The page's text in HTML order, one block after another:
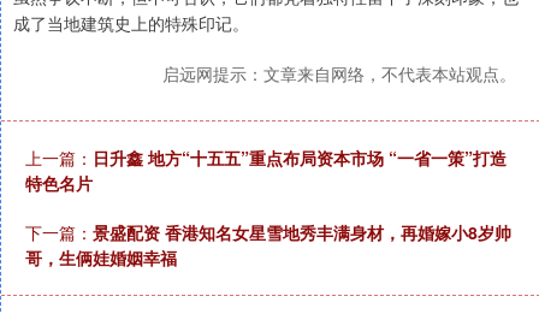
成了当地建筑史上的特殊印记。
启远网提示：文章来自网络，不代表本站观点。
上一篇： 日升鑫 地方“十五五”重点布局资本市场 “一省一策”打造
特色名片
下一篇： 景盛配资 香港知名女星雪地秀丰满身材，再婚嫁小8岁帅
哥，生俩娃婚姻幸福